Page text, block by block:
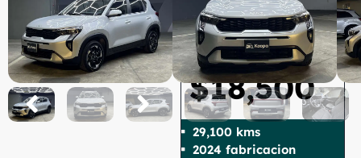
Sonet 1.5 LX ONE
Automatica
$18,500
29,100 kms
2024 fabricacion